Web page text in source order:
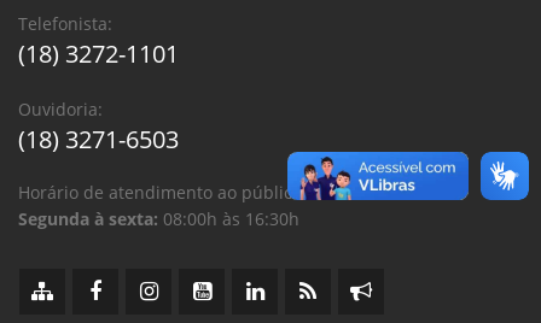
Telefonista:
(18) 3272-1101
Ouvidoria:
(18) 3271-6503
Horário de atendimento ao público:
Segunda à sexta: 08:00h às 16:30h